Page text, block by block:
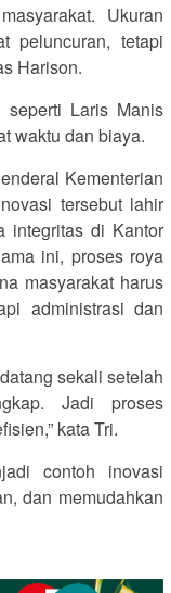
Ukuran
peluncuran, tetapi
Harison.
seperti Laris Manis
waktu dan biaya.
Kementerian
tersebut lahir
integritas di Kantor
ini, proses roya
masyarakat harus
administrasi dan
sekali setelah
Jadi proses
kata Tri.
contoh inovasi
dan memudahkan